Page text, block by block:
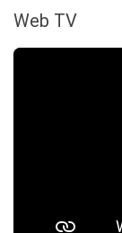
Web TV